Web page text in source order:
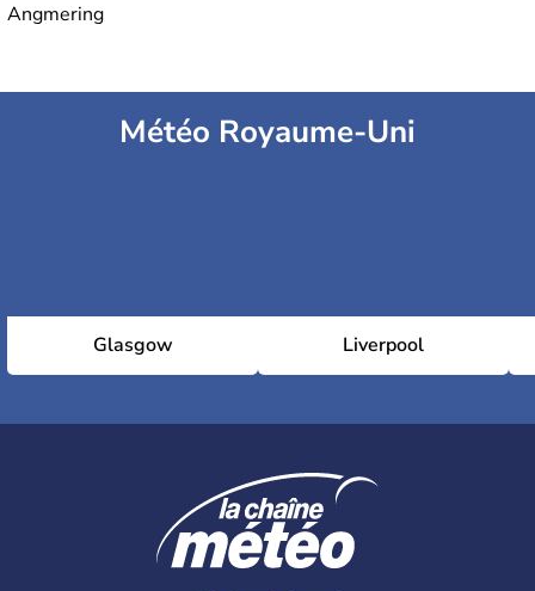
Angmering
Météo Royaume-Uni
Glasgow Liverpool